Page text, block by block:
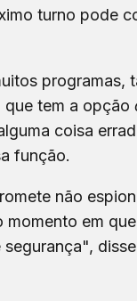
turno pode
programas,
tem a opção
coisa
função.
não
em